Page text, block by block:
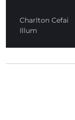
Charlton Cefai
Illum